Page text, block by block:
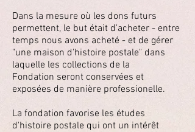
Dans la mesure où les dons futurs
permettent, le but était d'acheter - entre
temps nous avons acheté - et de gérer
"une maison d'histoire postale" dans
laquelle les collections de la
Fondation seront conservées et
exposées de manière professionelle.
La fondation favorise les études
d'histoire postale qui ont un intérêt